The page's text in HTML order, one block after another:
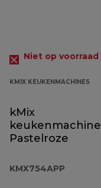
Niet op voorraad
KMIX KEUKENMACHINES
kMix
keukenmachine
Pastelroze
KMX754APP